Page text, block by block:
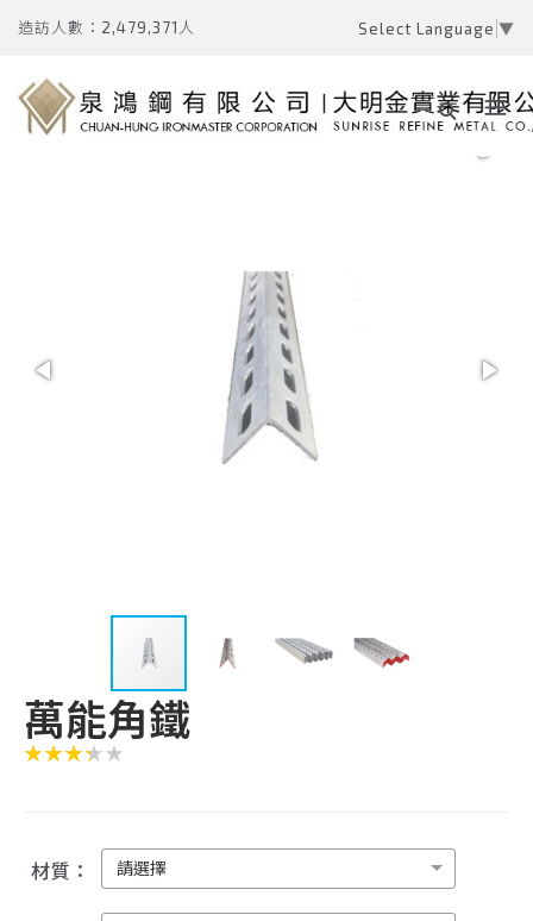
造訪人數：2,479,371人 Select Language ▼
萬能角鐵
材質： 請選擇